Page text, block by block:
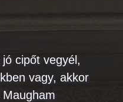
cipőt vegyél,
vagy, akkor
Maugham